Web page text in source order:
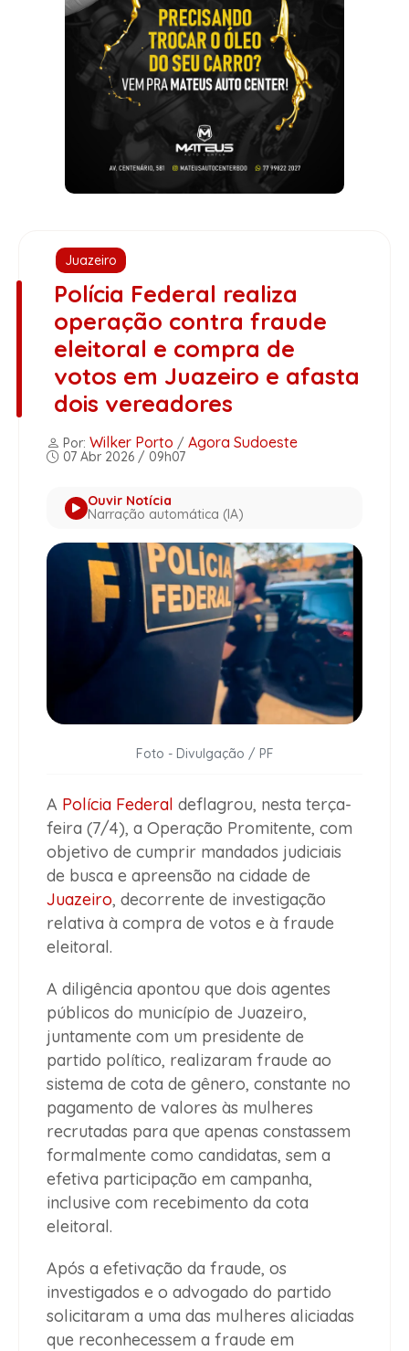
Juazeiro
Polícia Federal realiza
operação contra fraude
eleitoral e compra de
votos em Juazeiro e afasta
dois vereadores
Por: Wilker Porto / Agora Sudoeste
07 Abr 2026 / 09h07
Ouvir Notícia
Narração automática (IA)
Foto - Divulgação / PF
A Polícia Federal deflagrou, nesta terça-
feira (7/4), a Operação Promitente, com
objetivo de cumprir mandados judiciais
de busca e apreensão na cidade de
Juazeiro, decorrente de investigação
relativa à compra de votos e à fraude
eleitoral.
A diligência apontou que dois agentes
públicos do município de Juazeiro,
juntamente com um presidente de
partido político, realizaram fraude ao
sistema de cota de gênero, constante no
pagamento de valores às mulheres
recrutadas para que apenas constassem
formalmente como candidatas, sem a
efetiva participação em campanha,
inclusive com recebimento da cota
eleitoral.
Após a efetivação da fraude, os
investigados e o advogado do partido
solicitaram a uma das mulheres aliciadas
que reconhecessem a fraude em